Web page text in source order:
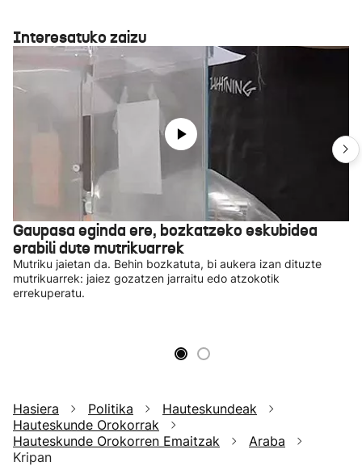
Interesatuko zaizu
Gaupasa eginda ere, bozkatzeko eskubidea
erabili dute mutrikuarrek
Mutriku jaietan da. Behin bozkatuta, bi aukera izan dituzte
mutrikuarrek: jaiez gozatzen jarraitu edo atzokotik
errekuperatu.
Hasiera Politika
Hauteskundeak
Hauteskunde Orokorrak
Hauteskunde Orokorren Emaitzak
Araba
Kripan